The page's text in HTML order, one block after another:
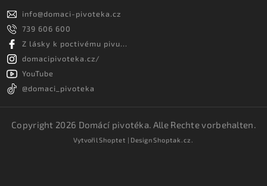
info@domaci-pivoteka.cz
739 606 600
Z lásky k poctivému pivu...
domacipivoteka.cz/
YouTube
@domaci_pivoteka
Copyright 2026 Domácí pivotéka. Alle Rechte vorbehalten.
VytvořilShoptet | DesignShoptak.cz.